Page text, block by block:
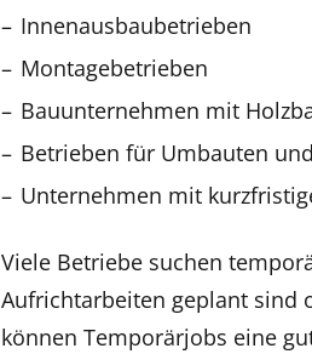
Innenausbaubetrieben
Montagebetrieben
Bauunternehmen mit
Betrieben für Umbauten
Unternehmen mit
Viele Betriebe suchen
Aufrichtarbeiten geplant sind
können Temporärjobs eine